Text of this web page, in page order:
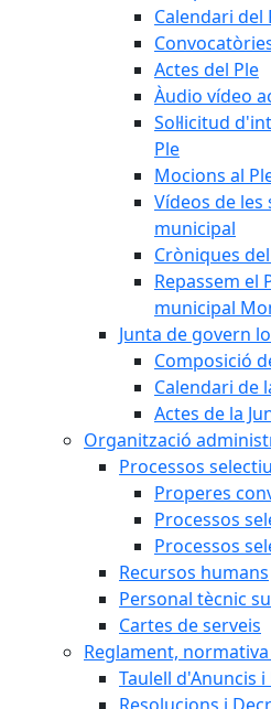
Calendari del
Actes del Ple
Àudio vídeo
Sol·licitud
Ple
Mocions al
Vídeos de les
municipal
Cròniques
Repassem el
municipal
Junta de govern
Composició
Calendari de
Actes de la
Organització
Processos
Properes
Processos
Processos
Recursos humans
Personal tècnic
Cartes de serveis
Reglament,
Taulell d'Anuncis i